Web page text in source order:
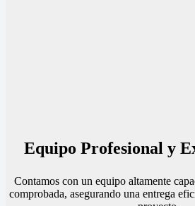
Equipo Profesional y
Contamos con un equipo altamente
comprobada, asegurando una entrega